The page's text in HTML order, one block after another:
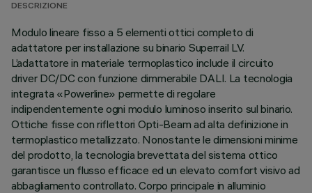
DESCRIZIONE
Modulo lineare fisso a 5 elementi ottici completo di
adattatore per installazione su binario Superrail LV.
L’adattatore in materiale termoplastico include il circuito
driver DC/DC con funzione dimmerabile DALI. La tecnologia
integrata «Powerline» permette di regolare
indipendentemente ogni modulo luminoso inserito sul binario.
Ottiche fisse con riflettori Opti-Beam ad alta definizione in
termoplastico metallizzato. Nonostante le dimensioni minime
del prodotto, la tecnologia brevettata del sistema ottico
garantisce un flusso efficace ed un elevato comfort visivo ad
abbagliamento controllato. Corpo principale in alluminio